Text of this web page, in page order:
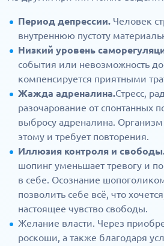
Период депрессии. Человек
внутреннюю пустоту
Низкий уровень
события или невозможность
компенсируется приятными
Жажда адреналина.Стресс,
разочарование от спонтанных
выбросу адреналина.
этому и требует повторения.
Иллюзия контроля и
шопинг уменьшает тревогу и
в себе. Осознание
позволить себе всё, что
настоящее чувство свободы.
Желание власти. Через
роскоши, а также благодаря